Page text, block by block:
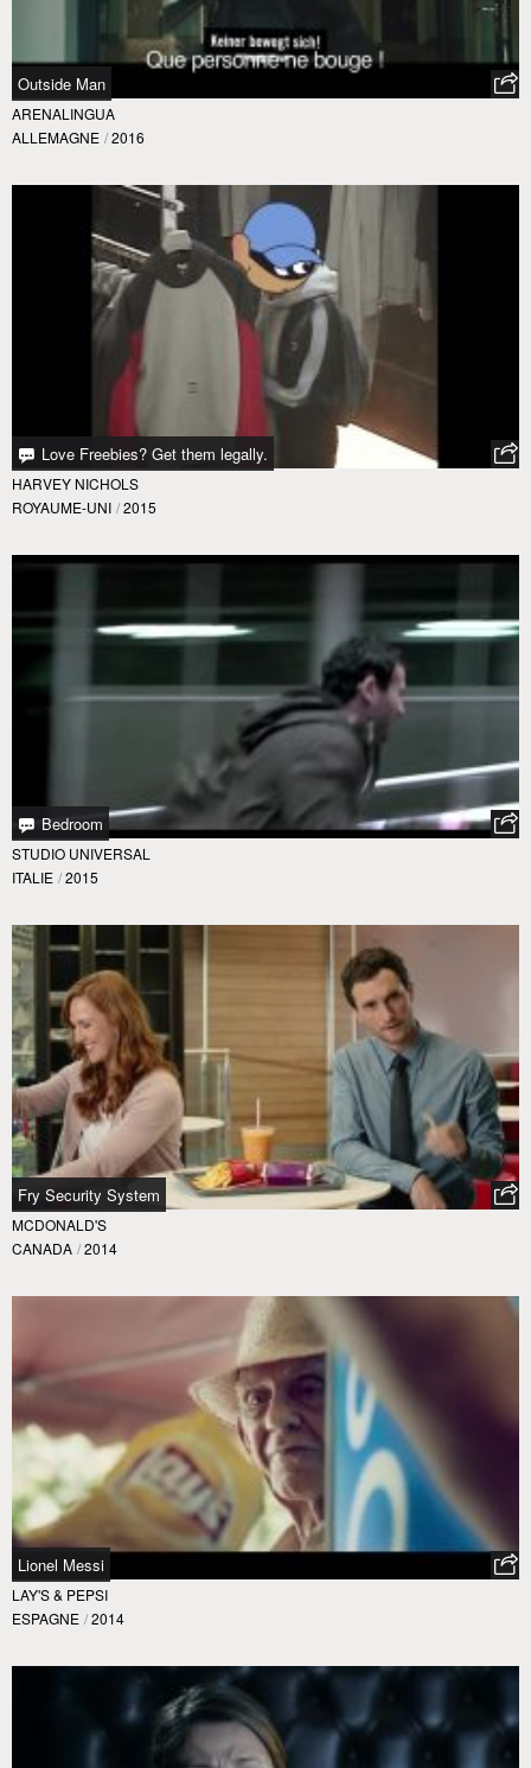
Outside Man
ARENALINGUA
ALLEMAGNE / 2016
Love Freebies? Get them legally.
HARVEY NICHOLS
ROYAUME-UNI / 2015
Bedroom
STUDIO UNIVERSAL
ITALIE / 2015
Fry Security System
MCDONALD'S
CANADA / 2014
Lionel Messi
LAY'S & PEPSI
ESPAGNE / 2014